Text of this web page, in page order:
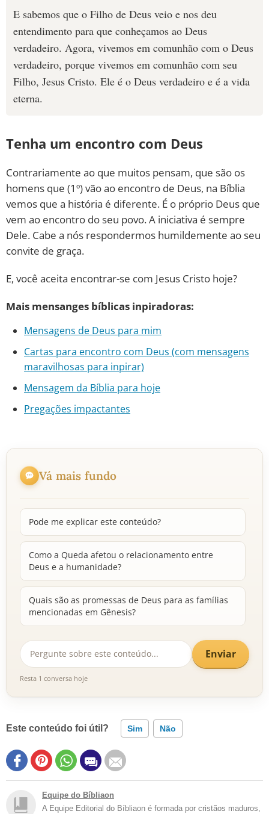
E sabemos que o Filho de Deus veio e nos deu
entendimento para que conheçamos ao Deus
verdadeiro. Agora, vivemos em comunhão com o Deus
verdadeiro, porque vivemos em comunhão com seu
Filho, Jesus Cristo. Ele é o Deus verdadeiro e é a vida
eterna.
Tenha um encontro com Deus
Contrariamente ao que muitos pensam, que são os
homens que (1º) vão ao encontro de Deus, na Bíblia
vemos que a história é diferente. É o próprio Deus que
vem ao encontro do seu povo. A iniciativa é sempre
Dele. Cabe a nós respondermos humildemente ao seu
convite de graça.
E, você aceita encontrar-se com Jesus Cristo hoje?
Mais mensanges bíblicas inpiradoras:
Mensagens de Deus para mim
Cartas para encontro com Deus (com mensagens
maravilhosas para inpirar)
Mensagem da Bíblia para hoje
Pregações impactantes
Vá mais fundo
Pode me explicar este conteúdo?
Como a Queda afetou o relacionamento entre
Deus e a humanidade?
Quais são as promessas de Deus para as famílias
mencionadas em Gênesis?
Enviar
Resta 1 conversa hoje
Este conteúdo foi útil? Sim Não
Equipe do Bíbliaon
A Equipe Editorial do Bíbliaon é formada por cristãos maduros,